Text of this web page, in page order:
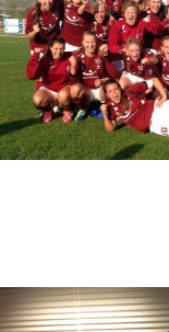
minjanefndar